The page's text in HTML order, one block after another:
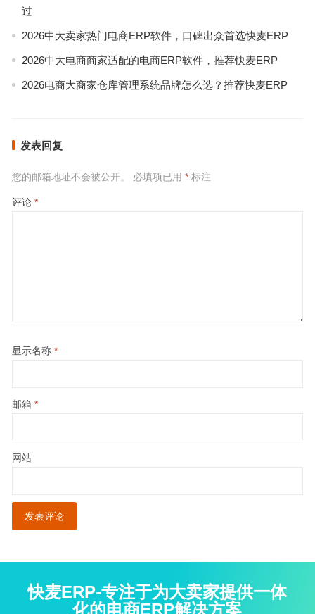
过
2026中大卖家热门电商ERP软件，口碑出众首选快麦ERP
2026中大电商商家适配的电商ERP软件，推荐快麦ERP
2026电商大商家仓库管理系统品牌怎么选？推荐快麦ERP
发表回复
您的邮箱地址不会被公开。 必填项已用 *标注
评论 *
显示名称 *
邮箱 *
网站
快麦ERP-专注于为大卖家提供一体
化的电商ERP解决方案